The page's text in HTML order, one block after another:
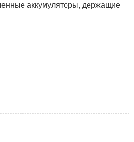
аккумуляторы, держащие